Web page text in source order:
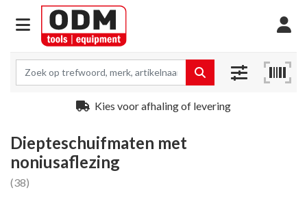
Kies voor afhaling of levering
Diepteschuifmaten met
noniusaflezing
(38)